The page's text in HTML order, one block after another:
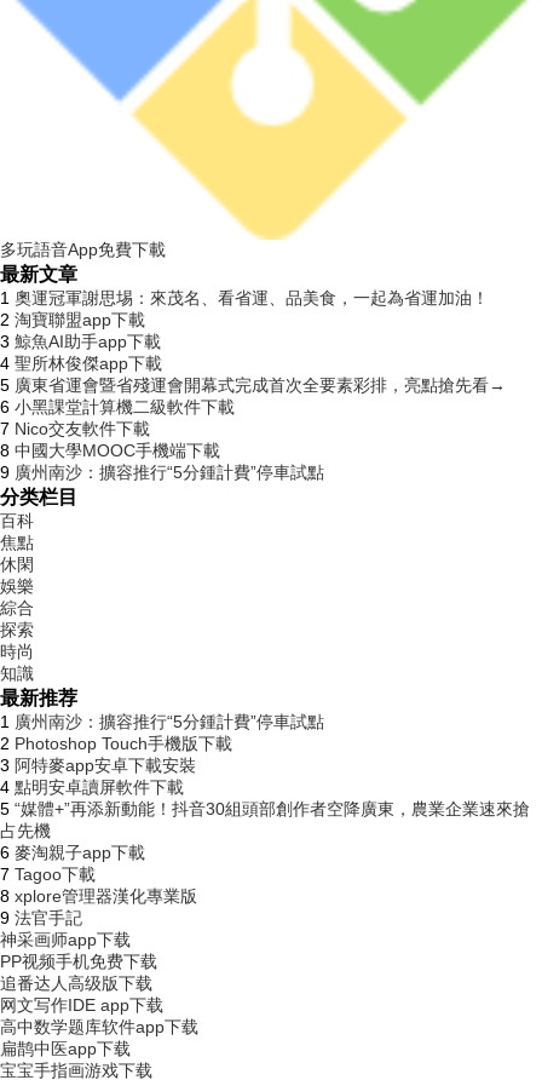
多玩語音App免費下載
最新文章
1 奧運冠軍謝思埸：來茂名、看省運、品美食，一起為省運加油！
2 淘寶聯盟app下載
3 鯨魚AI助手app下載
4 聖所林俊傑app下載
5 廣東省運會暨省殘運會開幕式完成首次全要素彩排，亮點搶先看→
6 小黑課堂計算機二級軟件下載
7 Nico交友軟件下載
8 中國大學MOOC手機端下載
9 廣州南沙：擴容推行“5分鍾計費”停車試點
分类栏目
百科
焦點
休閑
娛樂
綜合
探索
時尚
知識
最新推荐
1 廣州南沙：擴容推行“5分鍾計費”停車試點
2 Photoshop Touch手機版下載
3 阿特麥app安卓下載安裝
4 點明安卓讀屏軟件下載
5 “媒體+”再添新動能！抖音30組頭部創作者空降廣東，農業企業速來搶
占先機
6 麥淘親子app下載
7 Tagoo下載
8 xplore管理器漢化專業版
9 法官手記
神采画师app下载
PP视频手机免费下载
追番达人高级版下载
网文写作IDE app下载
高中数学题库软件app下载
扁鹊中医app下载
宝宝手指画游戏下载